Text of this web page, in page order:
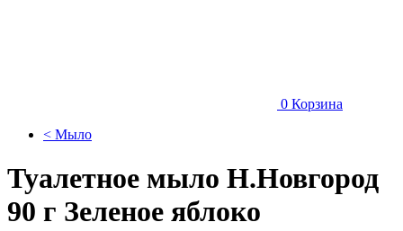
0 Корзина
< Мыло
Туалетное мыло Н.Новгород
90 г Зеленое яблоко